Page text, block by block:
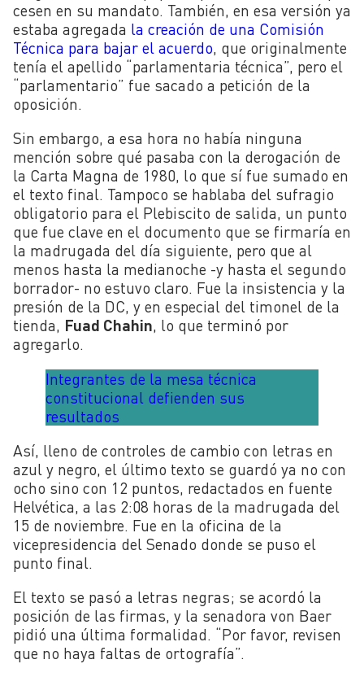
cesen en su mandato. También, en esa versión ya
estaba agregada la creación de una Comisión
Técnica para bajar el acuerdo, que originalmente
tenía el apellido “parlamentaria técnica”, pero el
“parlamentario” fue sacado a petición de la
oposición.
Sin embargo, a esa hora no había ninguna
mención sobre qué pasaba con la derogación de
la Carta Magna de 1980, lo que sí fue sumado en
el texto final. Tampoco se hablaba del sufragio
obligatorio para el Plebiscito de salida, un punto
que fue clave en el documento que se firmaría en
la madrugada del día siguiente, pero que al
menos hasta la medianoche -y hasta el segundo
borrador- no estuvo claro. Fue la insistencia y la
presión de la DC, y en especial del timonel de la
tienda, Fuad Chahin, lo que terminó por
agregarlo.
Integrantes de la mesa técnica
constitucional defienden sus
resultados
Así, lleno de controles de cambio con letras en
azul y negro, el último texto se guardó ya no con
ocho sino con 12 puntos, redactados en fuente
Helvética, a las 2:08 horas de la madrugada del
15 de noviembre. Fue en la oficina de la
vicepresidencia del Senado donde se puso el
punto final.
El texto se pasó a letras negras; se acordó la
posición de las firmas, y la senadora von Baer
pidió una última formalidad. “Por favor, revisen
que no haya faltas de ortografía”.